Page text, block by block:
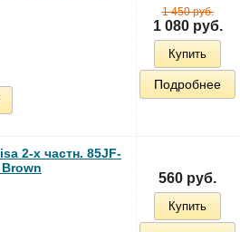
1 450 руб.
1 080 руб.
Купить
Подробнее
2-x частн. 85JF-
560 руб.
Купить